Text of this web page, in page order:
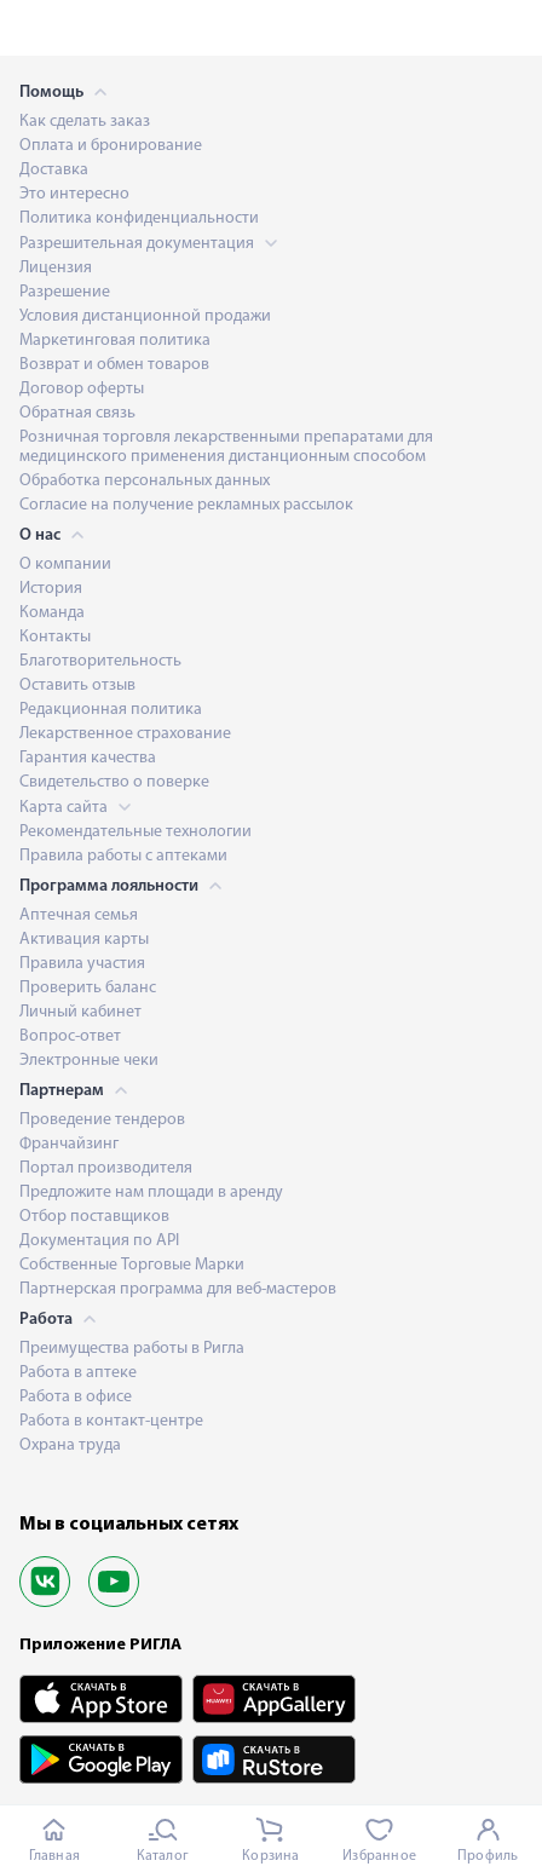
Помощь
Как сделать заказ
Оплата и бронирование
Доставка
Это интересно
Политика конфиденциальности
Разрешительная документация
Лицензия
Разрешение
Условия дистанционной продажи
Маркетинговая политика
Возврат и обмен товаров
Договор оферты
Обратная связь
Розничная торговля лекарственными препаратами для
медицинского применения дистанционным способом
Обработка персональных данных
Согласие на получение рекламных рассылок
О нас
О компании
История
Команда
Контакты
Благотворительность
Оставить отзыв
Редакционная политика
Лекарственное страхование
Гарантия качества
Свидетельство о поверке
Карта сайта
Рекомендательные технологии
Правила работы с аптеками
Программа лояльности
Аптечная семья
Активация карты
Правила участия
Проверить баланс
Личный кабинет
Вопрос-ответ
Электронные чеки
Партнерам
Проведение тендеров
Франчайзинг
Портал производителя
Предложите нам площади в аренду
Отбор поставщиков
Документация по API
Собственные Торговые Марки
Партнерская программа для веб-мастеров
Работа
Преимущества работы в Ригла
Работа в аптеке
Работа в офисе
Работа в контакт-центре
Охрана труда
Мы в социальных сетях
Приложение РИГЛА
Главная Каталог Корзина Избранное Профиль